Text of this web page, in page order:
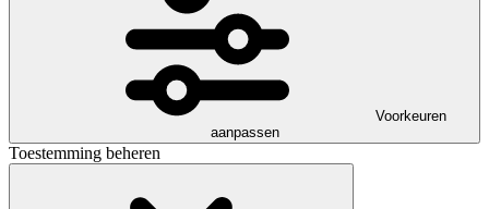
Voorkeuren
aanpassen
Toestemming beheren